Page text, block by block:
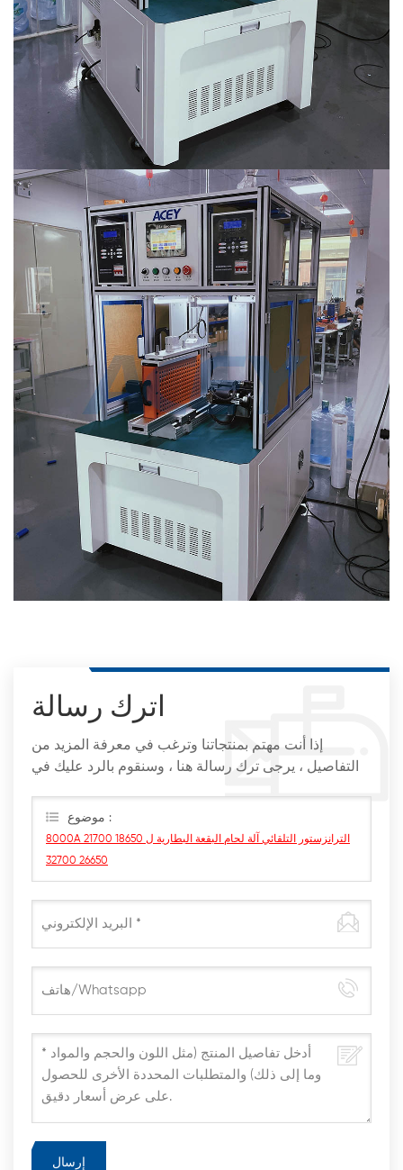
اترك رسالة
إذا أنت مهتم بمنتجاتنا وترغب في معرفة المزيد من
التفاصيل ، يرجى ترك رسالة هنا ، وسنقوم بالرد عليك في
موضوع :
8000A الترانزستور التلقائي آلة لحام البقعة البطارية ل 18650 21700
26650 32700